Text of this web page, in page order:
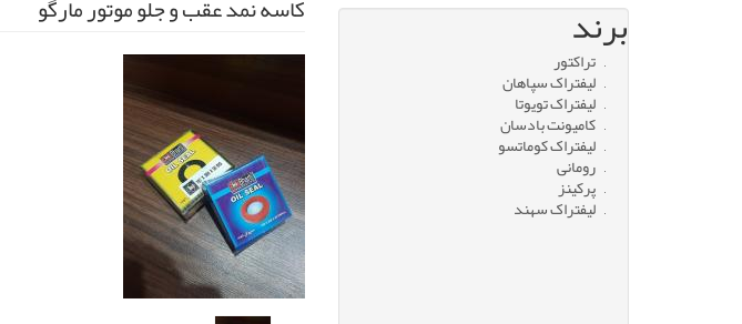
کاسه نمد عقب و جلو موتور مارگو
برند
تراکتور
لیفتراک سپاهان
لیفتراک تویوتا
کامیونت بادسان
لیفتراک کوماتسو
رومانی
پرکینز
لیفتراک سهند